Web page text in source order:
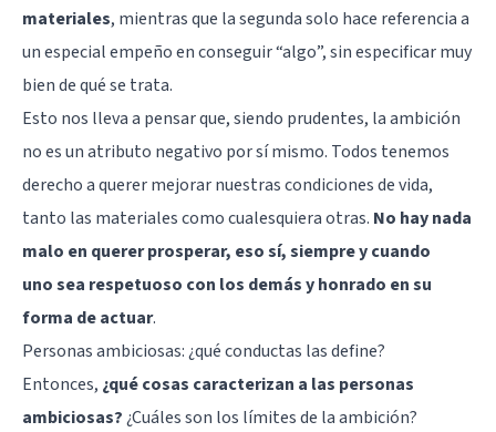
materiales, mientras que la segunda solo hace referencia a
un especial empeño en conseguir “algo”, sin especificar muy
bien de qué se trata.
Esto nos lleva a pensar que, siendo prudentes, la ambición
no es un atributo negativo por sí mismo. Todos tenemos
derecho a querer mejorar nuestras condiciones de vida,
tanto las materiales como cualesquiera otras. No hay nada
malo en querer prosperar, eso sí, siempre y cuando
uno sea respetuoso con los demás y honrado en su
forma de actuar.
Personas ambiciosas: ¿qué conductas las define?
Entonces, ¿qué cosas caracterizan a las personas
ambiciosas?¿Cuáles son los límites de la ambición?